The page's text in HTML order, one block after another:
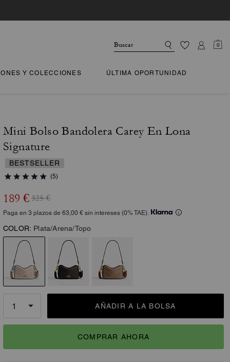
0
Y COLECCIONES ÚLTIMA OPORTUNIDAD
Mini Bolso Bandolera Carey En Lona
Signature
BESTSELLER
(5)
189 € 325 €
Paga en 3 plazos de 63,00 € sin intereses (0% TAE).
COLOR: Plata/Arena/Topo
AÑADIR A LA BOLSA
COMPRAR AHORA